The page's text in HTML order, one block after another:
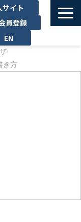
サイト
員登録
EN